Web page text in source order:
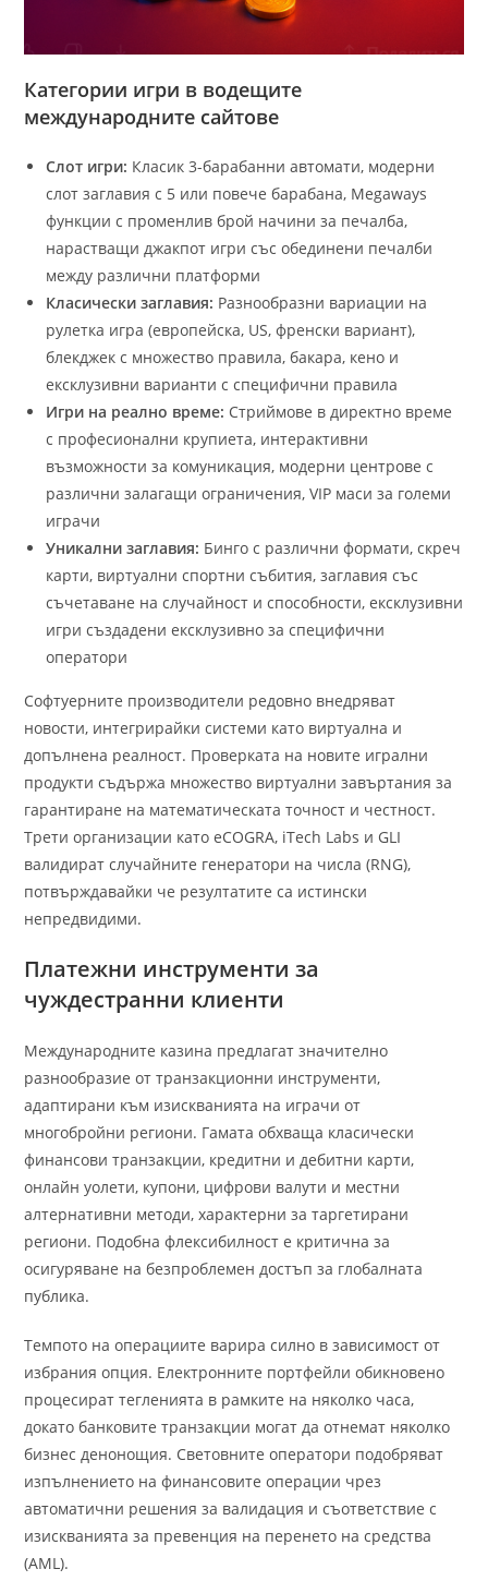
Категории игри в водещите
международните сайтове
Слот игри: Класик 3-барабанни автомати, модерни
слот заглавия с 5 или повече барабана, Megaways
функции с променлив брой начини за печалба,
нарастващи джакпот игри със обединени печалби
между различни платформи
Класически заглавия: Разнообразни вариации на
рулетка игра (европейска, US, френски вариант),
блекджек с множество правила, бакара, кено и
ексклузивни варианти с специфични правила
Игри на реално време: Стриймове в директно време
с професионални крупиета, интерактивни
възможности за комуникация, модерни центрове с
различни залагащи ограничения, VIP маси за големи
играчи
Уникални заглавия: Бинго с различни формати, скреч
карти, виртуални спортни събития, заглавия със
съчетаване на случайност и способности, ексклузивни
игри създадени ексклузивно за специфични
оператори
Софтуерните производители редовно внедряват
новости, интегрирайки системи като виртуална и
допълнена реалност. Проверката на новите игрални
продукти съдържа множество виртуални завъртания за
гарантиране на математическата точност и честност.
Трети организации като eCOGRA, iTech Labs и GLI
валидират случайните генератори на числа (RNG),
потвърждавайки че резултатите са истински
непредвидими.
Платежни инструменти за
чуждестранни клиенти
Международните казина предлагат значително
разнообразие от транзакционни инструменти,
адаптирани към изискванията на играчи от
многобройни региони. Гамата обхваща класически
финансови транзакции, кредитни и дебитни карти,
онлайн уолети, купони, цифрови валути и местни
алтернативни методи, характерни за таргетирани
региони. Подобна флексибилност е критична за
осигуряване на безпроблемен достъп за глобалната
публика.
Темпото на операциите варира силно в зависимост от
избрания опция. Електронните портфейли обикновено
процесират тегленията в рамките на няколко часа,
докато банковите транзакции могат да отнемат няколко
бизнес денонощия. Световните оператори подобряват
изпълнението на финансовите операции чрез
автоматични решения за валидация и съответствие с
изискванията за превенция на перенето на средства
(AML).